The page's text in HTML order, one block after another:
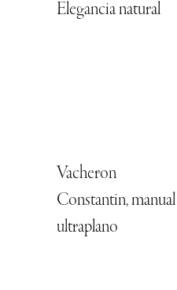
Elegancia natural
Vacheron
Constantin, manual
ultraplano